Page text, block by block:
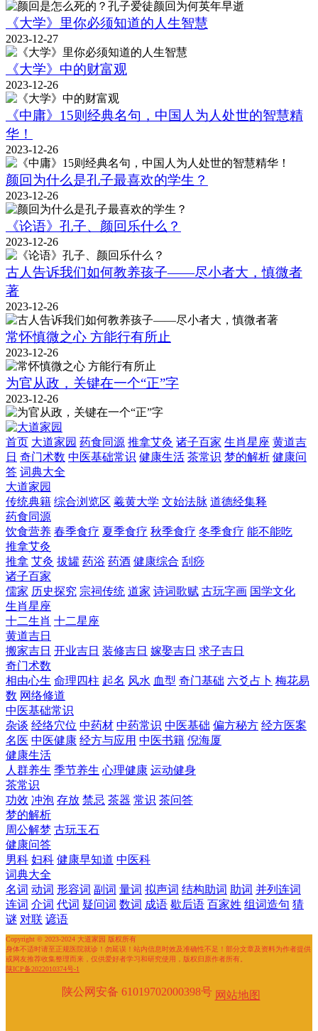
《大学》里你必须知道的人生智慧
2023-12-27
《大学》中的财富观
2023-12-26
《中庸》15则经典名句，中国人为人处世的智慧精
华！
2023-12-26
颜回为什么是孔子最喜欢的学生？
2023-12-26
《论语》孔子、颜回乐什么？
2023-12-26
古人告诉我们如何教养孩子——尽小者大，慎微者
著
2023-12-26
常怀慎微之心 方能行有所止
2023-12-26
为官从政，关键在一个“正”字
2023-12-26
首页 大道家园 药食同源 推拿艾灸 诸子百家 生肖星座 黄道吉
日 奇门术数 中医基础常识 健康生活 茶常识 梦的解析 健康问
答 词典大全
大道家园
传统典籍 综合浏览区 羲黄大学 文始法脉 道德经集释
药食同源
饮食营养 春季食疗 夏季食疗 秋季食疗 冬季食疗 能不能吃
推拿艾灸
推拿 艾灸 拔罐 药浴 药酒 健康综合 刮痧
诸子百家
儒家 历史探究 宗祠传统 道家 诗词歌赋 古玩字画 国学文化
生肖星座
十二生肖 十二星座
黄道吉日
搬家吉日 开业吉日 装修吉日 嫁娶吉日 求子吉日
奇门术数
相由心生 命理四柱 起名 风水 血型 奇门基础 六爻占卜 梅花易
数 网络修道
中医基础常识
杂谈 经络穴位 中药材 中药常识 中医基础 偏方秘方 经方医案
名医 中医健康 经方与应用 中医书籍 倪海厦
健康生活
人群养生 季节养生 心理健康 运动健身
茶常识
功效 冲泡 存放 禁忌 茶器 常识 茶问答
梦的解析
周公解梦 古玩玉石
健康问答
男科 妇科 健康早知道 中医科
词典大全
名词 动词 形容词 副词 量词 拟声词 结构助词 助词 并列连词
连词 介词 代词 疑问词 数词 成语 歇后语 百家姓 组词造句 猜
谜 对联 谚语
Copyright © 2023-2024 大道家园 版权所有
身体不适时请至正规医院就诊！勿延误！站内信息时效及准确性不足！部分文章及资料为作者提供
或网友推荐收集整理而来，仅供爱好者学习和研究使用，版权归原作者所有。
陕ICP备2022010374号-1
陕公网安备 61019702000398号 网站地图